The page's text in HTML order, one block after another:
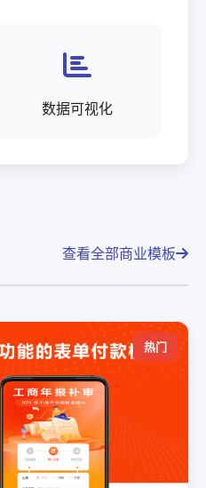
数据可视化
查看全部商业模板
热门